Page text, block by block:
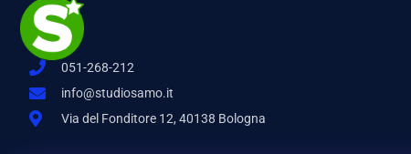
051-268-212
info@studiosamo.it
Via del Fonditore 12, 40138 Bologna